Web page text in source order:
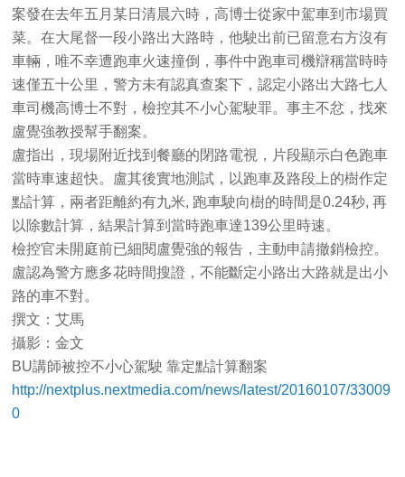
案發在去年五月某日清晨六時，高博士從家中駕車到市場買
菜。在大尾督一段小路出大路時，他駛出前已留意右方沒有
車輛，唯不幸遭跑車火速撞倒，事件中跑車司機辯稱當時時
速僅五十公里，警方未有認真查案下，認定小路出大路七人
車司機高博士不對，檢控其不小心駕駛罪。事主不忿，找來
盧覺強教授幫手翻案。
盧指出，現場附近找到餐廳的閉路電視，片段顯示白色跑車
當時車速超快。盧其後實地測試，以跑車及路段上的樹作定
點計算，兩者距離約有九米, 跑車駛向樹的時間是0.24秒, 再
以除數計算，結果計算到當時跑車達139公里時速。
檢控官未開庭前已細閱盧覺強的報告，主動申請撤銷檢控。
盧認為警方應多花時間搜證，不能斷定小路出大路就是出小
路的車不對。
撰文：艾馬
攝影：金文
BU講師被控不小心駕駛 靠定點計算翻案
http://nextplus.nextmedia.com/news/latest/20160107/33009
0